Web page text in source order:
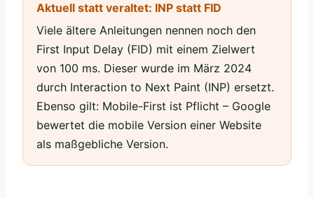
Aktuell statt veraltet: INP statt FID
Viele ältere Anleitungen nennen noch den
First Input Delay (FID) mit einem Zielwert
von 100 ms. Dieser wurde im März 2024
durch Interaction to Next Paint (INP) ersetzt.
Ebenso gilt: Mobile-First ist Pflicht – Google
bewertet die mobile Version einer Website
als maßgebliche Version.